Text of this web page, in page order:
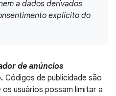
a dados derivados
explícito do
de anúncios
Códigos de publicidade são
usuários possam limitar a